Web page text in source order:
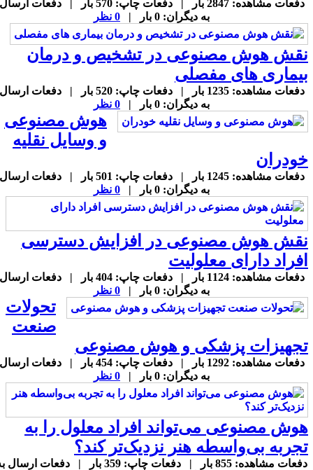
دفعات مشاهده: 2847 بار | دفعات چاپ: 570 بار | دفعات ارسال
به دیگران: 0 بار |
هوش مصنوعی در تشخیص و درمان
های مفصلی
دفعات مشاهده: 1235 بار | دفعات چاپ: 520 بار | دفعات ارسال
به دیگران: 0 بار |
هوش مصنوعی
و وسایل نقلیه
دفعات مشاهده: 1245 بار | دفعات چاپ: 501 بار | دفعات ارسال
به دیگران: 0 بار |
هوش مصنوعی در افزایش دسترسی
دارای معلولیت
دفعات مشاهده: 1124 بار | دفعات چاپ: 404 بار | دفعات ارسال
به دیگران: 0 بار |
تحولات
صنعت
پزشکی و هوش مصنوعی
دفعات مشاهده: 1292 بار | دفعات چاپ: 454 بار | دفعات ارسال
به دیگران: 0 بار |
مصنوعی می‌تواند افراد معلول را به
بی‌واسطه هنر نزدیک‌تر کند؟
دفعات مشاهده: 855 بار | دفعات چاپ: 359 بار | دفعات ارسال به